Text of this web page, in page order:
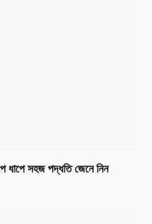
ধাপে সহজ পদ্ধতি জেনে নিন